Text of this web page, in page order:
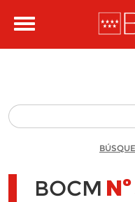
Toggle
BOCM Nº